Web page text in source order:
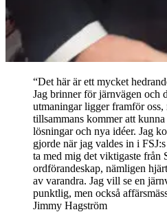
“Det här är ett mycket
Jag brinner för järnvägen och
utmaningar ligger framför oss,
tillsammans kommer att
lösningar och nya idéer. Jag
gjorde när jag valdes in i
ta med mig det viktigaste från
ordförandeskap, nämligen
av varandra. Jag vill se en
punktlig, men också
Jimmy Hagström